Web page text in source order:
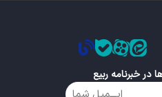
خبرنامه ربیع